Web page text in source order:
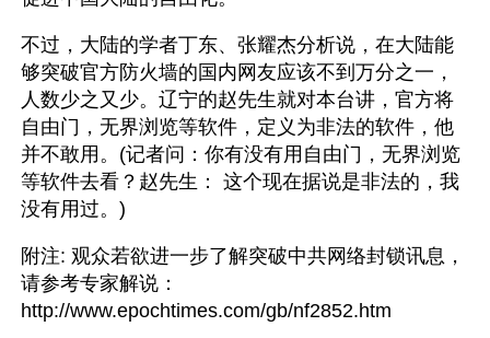
不过，大陆的学者丁东、张耀杰分析说，在大陆能
够突破官方防火墙的国内网友应该不到万分之一，
人数少之又少。辽宁的赵先生就对本台讲，官方将
自由门，无界浏览等软件，定义为非法的软件，他
并不敢用。(记者问：你有没有用自由门，无界浏览
等软件去看？赵先生： 这个现在据说是非法的，我
没有用过。)
附注: 观众若欲进一步了解突破中共网络封锁讯息，
请参考专家解说：